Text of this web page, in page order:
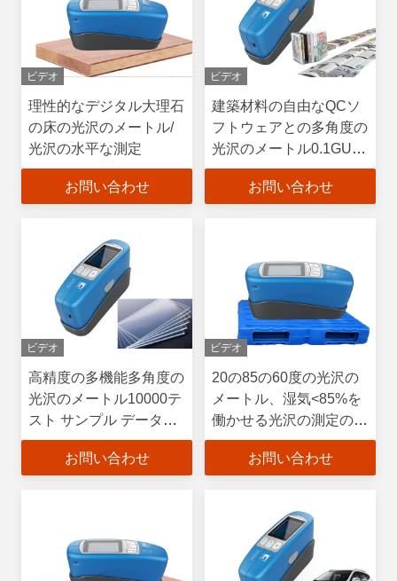
ビデオ
理性的なデジタル大理石
の床の光沢のメートル/
光沢の水平な測定
お問い合わせ
ビデオ
建築材料の自由なQCソ
フトウェアとの多角度の
光沢のメートル0.1GUの
決断
お問い合わせ
ビデオ
高精度の多機能多角度の
光沢のメートル10000テ
スト サンプル データ記
憶
お問い合わせ
ビデオ
20の85の60度の光沢の
メートル、湿気<85%を
働かせる光沢の測定の器
械
お問い合わせ